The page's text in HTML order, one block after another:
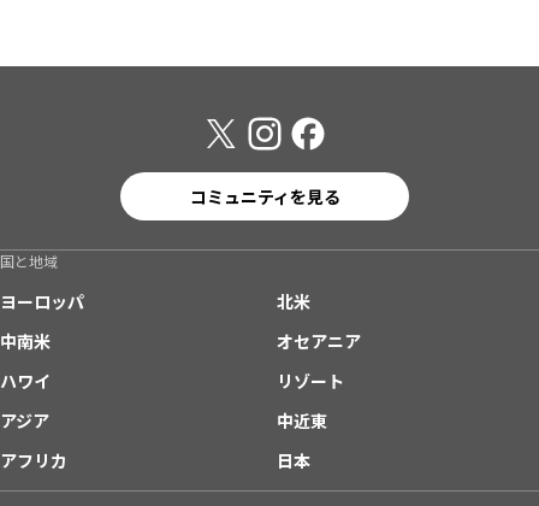
コミュニティを見る
国と地域
ヨーロッパ
北米
中南米
オセアニア
ハワイ
リゾート
アジア
中近東
アフリカ
日本